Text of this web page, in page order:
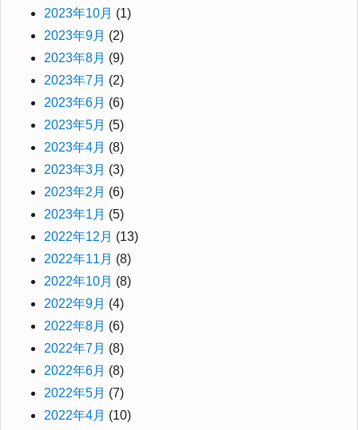
2023年10月 (1)
2023年9月 (2)
2023年8月 (9)
2023年7月 (2)
2023年6月 (6)
2023年5月 (5)
2023年4月 (8)
2023年3月 (3)
2023年2月 (6)
2023年1月 (5)
2022年12月 (13)
2022年11月 (8)
2022年10月 (8)
2022年9月 (4)
2022年8月 (6)
2022年7月 (8)
2022年6月 (8)
2022年5月 (7)
2022年4月 (10)